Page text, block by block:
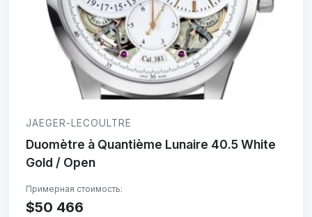
JAEGER-LECOULTRE
Duomètre à Quantième Lunaire 40.5 White
Gold / Open
$50 466